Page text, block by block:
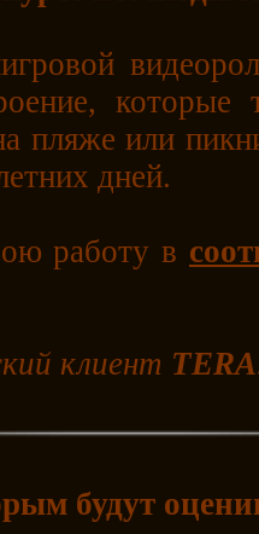
пляже или
дней.
работу в
клиент TERA
будут